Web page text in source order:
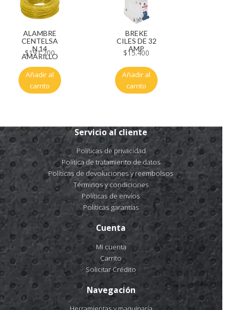
ALAMBRE
CENTELSA
N 14
AMARILLO
$191.200
Añadir al
carrito
BREKE
CILES DE 32
AMP
$15.400
Añadir al
carrito
Servicio al cliente
Políticas de privacidad
Política de tratamiento de datos
Políticas de devoluciones y reembolsos
Términos y condiciones
Políticas de envíos
Políticas garantías
Cuenta
Mi cuenta
Carrito
Solicitar Crédito
Navegación